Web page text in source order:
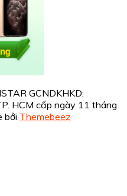
GCNDKHKD:
HCM cấp ngày 11 tháng
bởi Themebeez